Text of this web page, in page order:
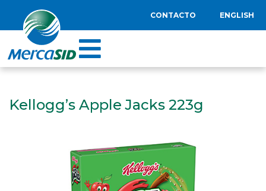
CONTACTO ENGLISH
Kellogg’s Apple Jacks 223g